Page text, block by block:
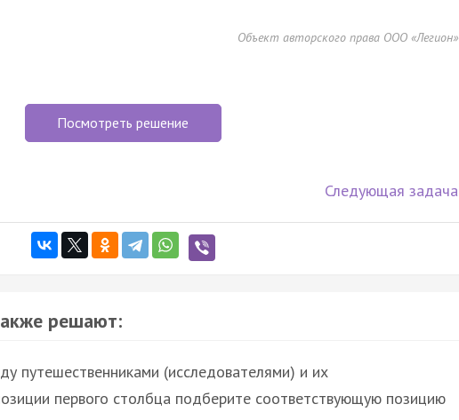
Объект авторского права ООО «Легион»
Посмотреть решение
Следующая задача
решают:
путешественниками (исследователями) и их
первого столбца подберите соответствующую позицию